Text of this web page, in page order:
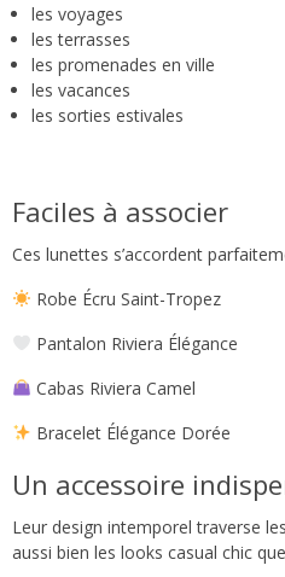
les voyages
les terrasses
les promenades en ville
les vacances
les sorties estivales
Faciles à associer
Ces lunettes s’accordent
Robe Écru Saint-Tropez
Pantalon Riviera Élégance
Cabas Riviera Camel
Bracelet Élégance Dorée
Un accessoire
Leur design intemporel traverse
aussi bien les looks casual chic